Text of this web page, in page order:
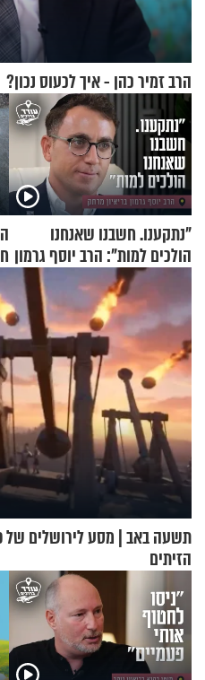
הרב זמיר כהן - איך לכעוס נכון?
"נתקענו. חשבנו שאנחנו
הולכים למות": הרב יוסף גרמון
בריאיון מרתק
תשעה באב | מסע לירושלים
הזיתים